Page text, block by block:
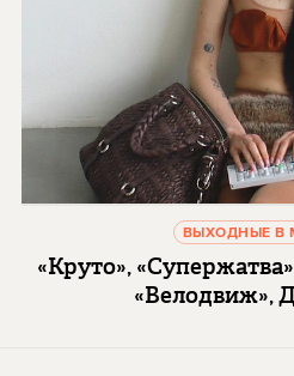
ВЫХОДНЫЕ В
«Круто»,
«Велодвиж»,